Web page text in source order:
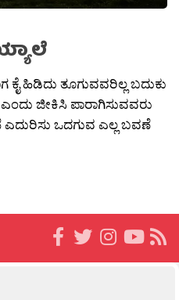
ಹಿಡಿದು ತೂಗುವವರಿಲ್ಲ ಬದುಕು
ಜೀಕಿಸಿ ಪಾರಾಗಿಸುವವರು
ಎದುರಿಸು ಒದಗುವ ಎಲ್ಲ ಬವಣೆ